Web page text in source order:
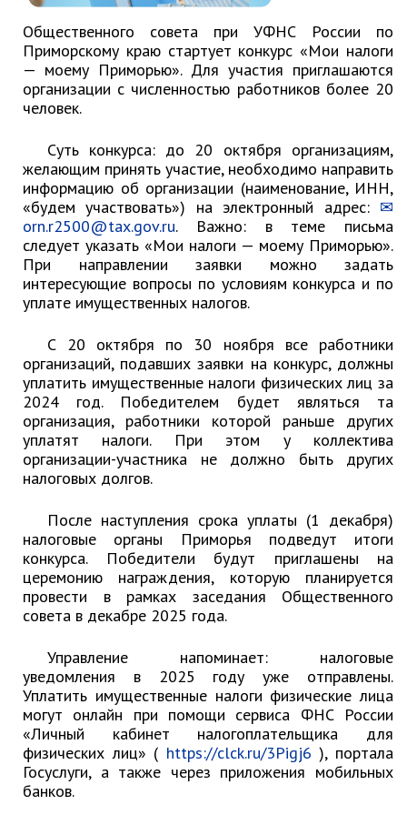
Контрольно-ревизионный отдел
Отдел ЗАГС
Отдел культуры
Отдел по закупкам
Отдел по мобилизационной работе
Отдел по осуществлению
внутреннего финансового аудита
Отдел правового обеспечения
Положение об отделе
Об утверждении положения
обеспечения администрации
муниципального округа город
Партизанск Приморского
круая
Отдел физической культуры и
спорта
Муниципальный архив
✆ Телефонный справочник
График работы
План работы администрации
Информация о ходе выполнения
перспективного плана работы на 2025
Информация о ходе выполнения
перспективного плана работы на 2024
год
Информация о ходе выполнения
перспективного плана работы на 2023
год
Информация о ходе выполнения
Общественного совета при УФНС России по
Приморскому краю стартует конкурс «Мои налоги
— моему Приморью». Для участия приглашаются
организации с численностью работников более 20
человек.
Суть конкурса: до 20 октября организациям,
желающим принять участие, необходимо направить
информацию об организации (наименование, ИНН,
«будем участвовать») на электронный адрес:
orn.r2500@tax.gov.ru. Важно: в теме письма
следует указать «Мои налоги — моему Приморью».
При направлении заявки можно задать
интересующие вопросы по условиям конкурса и по
уплате имущественных налогов.
С 20 октября по 30 ноября все работники
организаций, подавших заявки на конкурс, должны
уплатить имущественные налоги физических лиц за
2024 год. Победителем будет являться та
организация, работники которой раньше других
уплатят налоги. При этом у коллектива
организации-участника не должно быть других
налоговых долгов.
После наступления срока уплаты (1 декабря)
налоговые органы Приморья подведут итоги
конкурса. Победители будут приглашены на
церемонию награждения, которую планируется
провести в рамках заседания Общественного
совета в декабре 2025 года.
Управление напоминает: налоговые
уведомления в 2025 году уже отправлены.
Уплатить имущественные налоги физические лица
могут онлайн при помощи сервиса ФНС России
«Личный кабинет налогоплательщика для
физических лиц» ( https://clck.ru/3Pigj6 ), портала
Госуслуги, а также через приложения мобильных
банков.